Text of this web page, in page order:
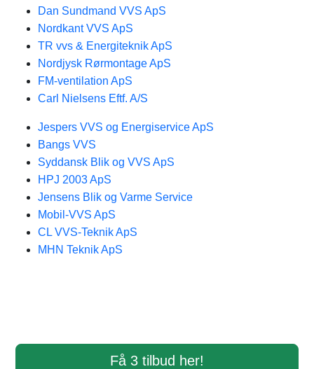
Dan Sundmand VVS ApS
Nordkant VVS ApS
TR vvs & Energiteknik ApS
Nordjysk Rørmontage ApS
FM-ventilation ApS
Carl Nielsens Eftf. A/S
Jespers VVS og Energiservice ApS
Bangs VVS
Syddansk Blik og VVS ApS
HPJ 2003 ApS
Jensens Blik og Varme Service
Mobil-VVS ApS
CL VVS-Teknik ApS
MHN Teknik ApS
Få 3 tilbud her!